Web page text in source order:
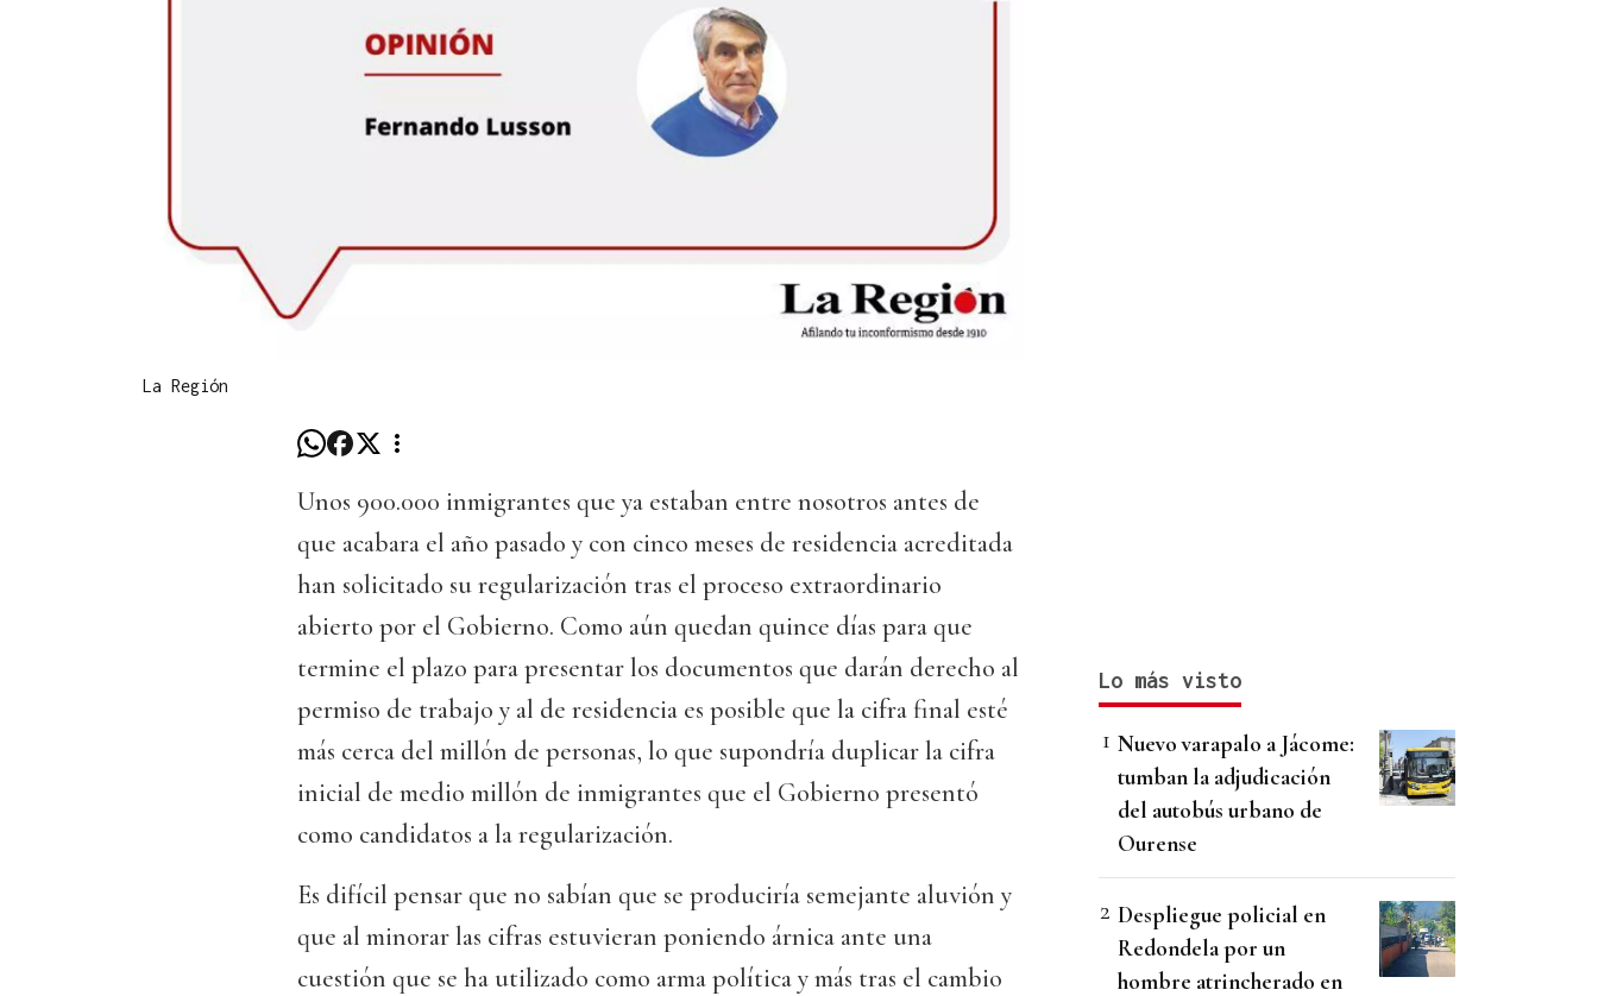
La Región
Unos 900.000 inmigrantes que ya estaban entre nosotros antes de
que acabara el año pasado y con cinco meses de residencia acreditada
han solicitado su regularización tras el proceso extraordinario
abierto por el Gobierno. Como aún quedan quince días para que
termine el plazo para presentar los documentos que darán derecho al
permiso de trabajo y al de residencia es posible que la cifra final esté
más cerca del millón de personas, lo que supondría duplicar la cifra
inicial de medio millón de inmigrantes que el Gobierno presentó
como candidatos a la regularización.
Es difícil pensar que no sabían que se produciría semejante aluvión y
que al minorar las cifras estuvieran poniendo árnica ante una
cuestión que se ha utilizado como arma política y más tras el cambio
Lo más visto
Nuevo varapalo a Jácome:
tumban la adjudicación
del autobús urbano de
Ourense
Despliegue policial en
Redondela por un
hombre atrincherado en